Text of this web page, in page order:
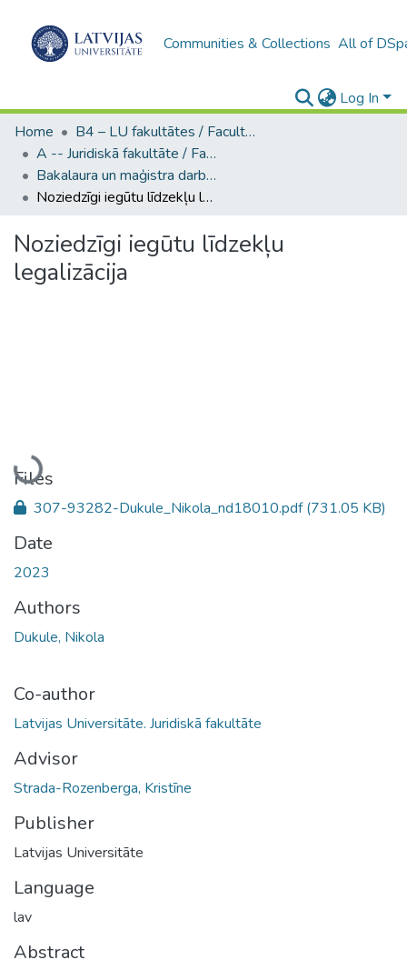
Communities & Collections All of
Log In
Home
B4 – LU fakultātes / Faculties of the UL
A -- Juridiskā fakultāte / Faculty of Law
Bakalaura un maģistra darbi (JF) / Bachelor's and Master's theses
Noziedzīgi iegūtu līdzekļu legalizācija
Noziedzīgi iegūtu līdzekļu
legalizācija
Loading...
Files
307-93282-Dukule_Nikola_nd18010.pdf(731.05 KB)
Date
2023
Authors
Dukule, Nikola
Co-author
Latvijas Universitāte. Juridiskā fakultāte
Advisor
Strada-Rozenberga, Kristīne
Publisher
Latvijas Universitāte
Language
lav
Abstract